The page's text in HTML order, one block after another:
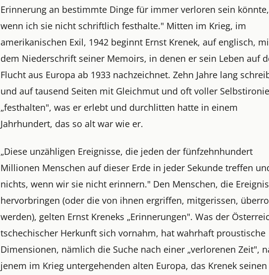
Erinnerung an bestimmte Dinge für immer verloren sein könnte,
wenn ich sie nicht schriftlich festhalte." Mitten im Krieg, im
amerikanischen Exil, 1942 beginnt Ernst Krenek, auf englisch,
dem Niederschrift seiner Memoirs, in denen er sein Leben auf
Flucht aus Europa ab 1933 nachzeichnet. Zehn Jahre lang
und auf tausend Seiten mit Gleichmut und oft voller Selbstironie
„festhalten", was er erlebt und durchlitten hatte in einem
Jahrhundert, das so alt war wie er.
„Diese unzähligen Ereignisse, die jeden der fünfzehnhundert
Millionen Menschen auf dieser Erde in jeder Sekunde treffen
nichts, wenn wir sie nicht erinnern." Den Menschen, die
hervorbringen (oder die von ihnen ergriffen, mitgerissen,
werden), gelten Ernst Kreneks „Erinnerungen". Was der
tschechischer Herkunft sich vornahm, hat wahrhaft proustische
Dimensionen, nämlich die Suche nach einer „verlorenen Zeit",
jenem im Krieg untergehenden alten Europa, das Krenek seinen